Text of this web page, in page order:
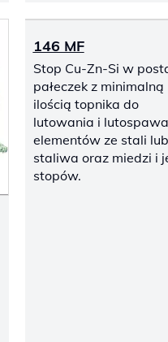
146 MF
Stop Cu-Zn-Si w
pałeczek z minimalną
ilością topnika do
lutowania i
elementów ze stali lub
staliwa oraz miedzi i
stopów.